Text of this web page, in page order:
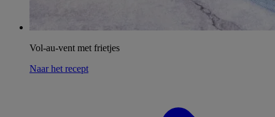
Vol-au-vent met frietjes
Naar het recept